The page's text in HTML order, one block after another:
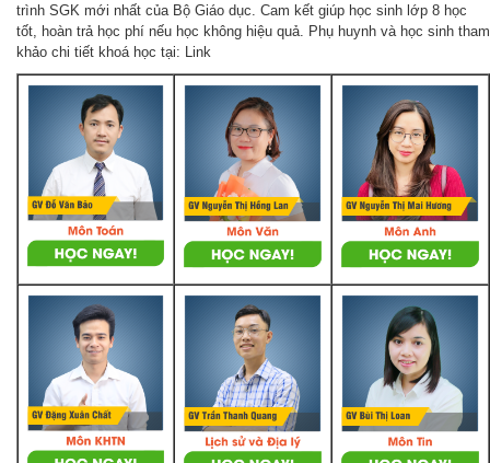
trình SGK mới nhất của Bộ Giáo dục. Cam kết giúp học sinh lớp 8 học
tốt, hoàn trả học phí nếu học không hiệu quả. Phụ huynh và học sinh tham
khảo chi tiết khoá học tại: Link